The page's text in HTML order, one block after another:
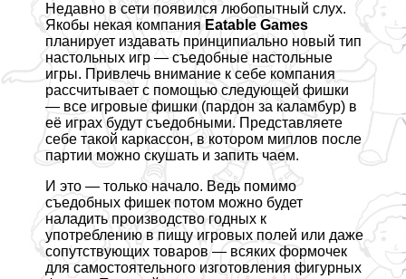
Недавно в сети появился любопытный слух.
Якобы некая компания Eatable Games
планирует издавать принципиально новый тип
настольных игр — съедобные настольные
игры. Привлечь внимание к себе компания
рассчитывает с помощью следующей фишки
— все игровые фишки (пардон за каламбур) в
её играх будут съедобными. Представляете
себе такой каркассон, в котором миплов после
партии можно скушать и запить чаем.
И это — только начало. Ведь помимо
съедобных фишек потом можно будет
наладить производство годных к
употрeблению в пищу игровых полей или даже
сопутствующих товаров — всяких формочек
для самостоятельного изготовления фигурных